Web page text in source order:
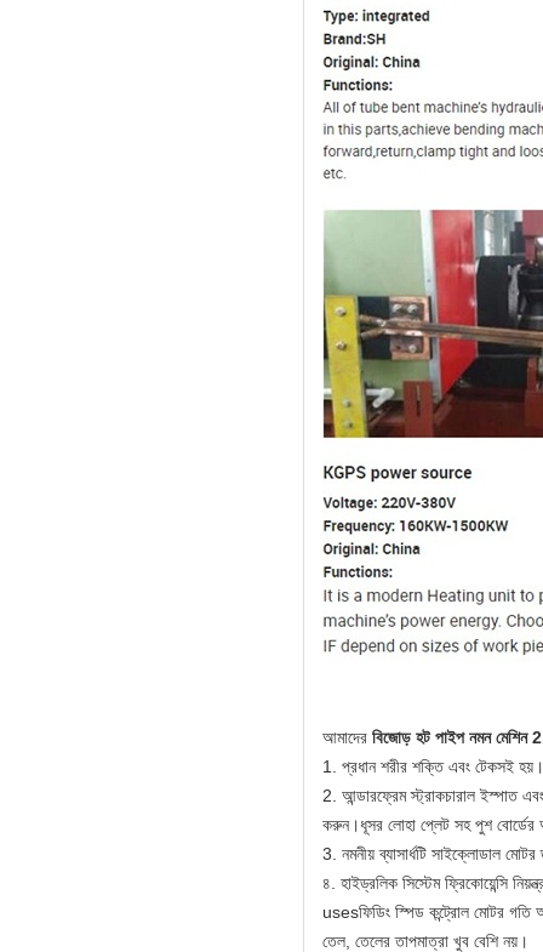
আমাদের বিজোড় হট পাইপ নমন মেশিন
1. প্রধান শরীর শক্তি এবং টেকসই হয়।
2. আন্ডারফ্রেম স্ট্রাকচারাল ইস্পাত
করুন।ধূসর লোহা প্লেট সহ পুশ বোর্ডের
3. নমনীয় ব্যাসার্ধটি সাইক্লোডাল
৪. হাইড্রলিক সিস্টেম ফ্রিকোয়েন্সি
usesফিডিং স্পিড কন্ট্রোল মোটর গতি
তেল, তেলের তাপমাত্রা খুব বেশি নয়।